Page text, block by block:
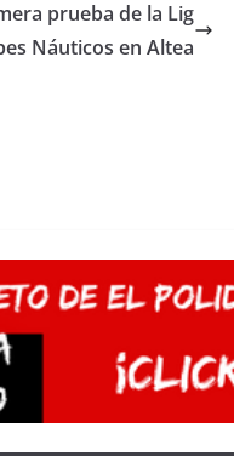
prueba de la Lig
Náuticos en Altea